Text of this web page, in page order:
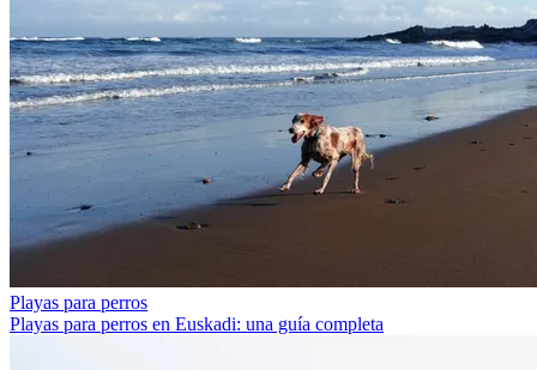
Playas para perros
Playas para perros en Euskadi: una guía completa